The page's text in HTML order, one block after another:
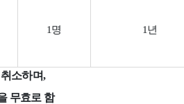
1명 1년
소하며,
무효로 함